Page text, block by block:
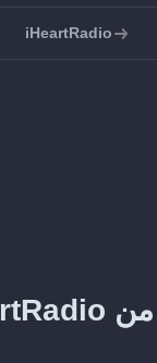
iHeartRadio